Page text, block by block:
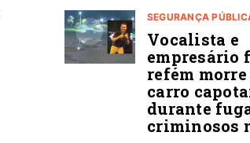
SEGURANÇA
Vocalista e
empresário
refém morre
carro
durante
criminosos